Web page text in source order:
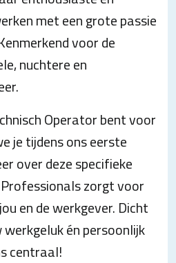
met een grote passie
voor de
nuchtere en
Operator bent voor
je tijdens ons eerste
over deze specifieke
zorgt voor
en de werkgever. Dicht
werkgeluk én persoonlijk
centraal!